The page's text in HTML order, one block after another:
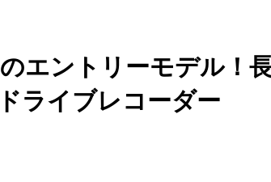
エントリーモデル！
ライブレコーダー